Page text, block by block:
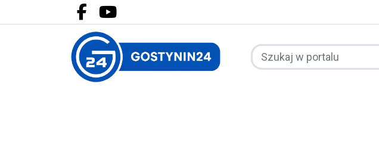
Facebook.com
Youtube.com